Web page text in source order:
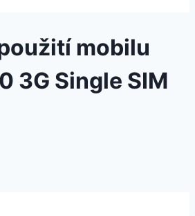
mobilu
3G Single SIM